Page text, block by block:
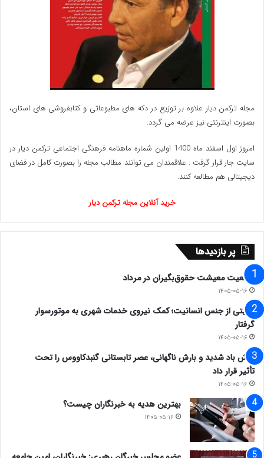
مجله ترکمن دیار علاوه بر توزیع در دکه های مطبوعاتی و کتابفروشی های استان،
بصورت اینترنتی نیز عرضه می گردد.‌
امروز اول اسفند ماه 1400 اولین شماره ماهنامه فرهنگی اجتماعی ترکمن دیار در
سایت جار قرار گرفت . علاقمندان می توانند مطالب مجله را بصورت کامل در فضای
دیجیتالی هم مطالعه کنند.
خرید آنلاین مجله ترکمن دیار
پر بازدیدها
وضعیت معیشت حقوق‌بگیران در مرداد
۱۴۰۵-۰۵-۱۶
روایتی از جنس انسانیت؛ کمک نیروی خدمات شهری به موتورسوار
گرفتار
۱۴۰۵-۰۵-۱۶
وزش باد شدید و بارش ناگهانی، عصر تابستانی گنبدکاووس را تحت
تأثیر قرار داد
۱۴۰۵-۰۵-۱۶
بهترین هدیه به خبرنگاران چیست؟
۱۴۰۵-۰۵-۱۶